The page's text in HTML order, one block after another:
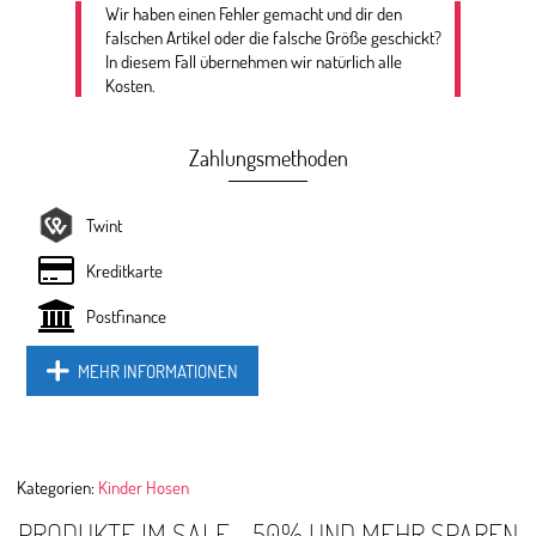
Wir haben einen Fehler gemacht und dir den
falschen Artikel oder die falsche Größe geschickt?
In diesem Fall übernehmen wir natürlich alle
Kosten.
Zahlungsmethoden
Twint
Kreditkarte
Postfinance
MEHR INFORMATIONEN
Kategorien: Kinder Hosen